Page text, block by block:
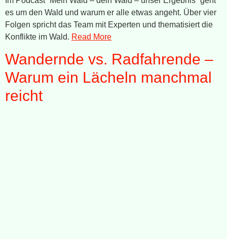
es um den Wald und warum er alle etwas angeht. Über vier
Folgen spricht das Team mit Experten und thematisiert die
Konflikte im Wald. Read More
Wandernde vs. Radfahrende –
Warum ein Lächeln manchmal
reicht